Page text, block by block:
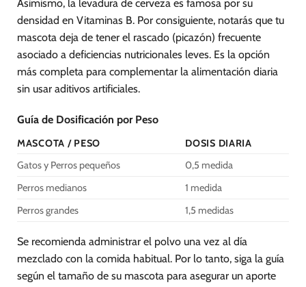
Asimismo, la levadura de cerveza es famosa por su
densidad en Vitaminas B. Por consiguiente, notarás que tu
mascota deja de tener el rascado (picazón) frecuente
asociado a deficiencias nutricionales leves. Es la opción
más completa para complementar la alimentación diaria
sin usar aditivos artificiales.
Guía de Dosificación por Peso
MASCOTA / PESO
DOSIS DIARIA
Gatos y Perros pequeños
0,5 medida
Perros medianos
1 medida
Perros grandes
1,5 medidas
Se recomienda administrar el polvo una vez al día
mezclado con la comida habitual. Por lo tanto, siga la guía
según el tamaño de su mascota para asegurar un aporte